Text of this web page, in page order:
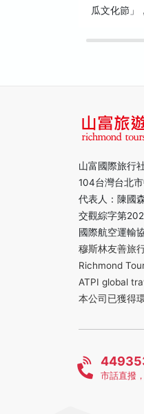
瓜文化節」
山富國際旅行
104台灣台北
代表人：陳國
交觀綜字第
國際航空運輸
穆斯林友善旅
Richmond
ATPI global
本公司已獲得
市話直撥